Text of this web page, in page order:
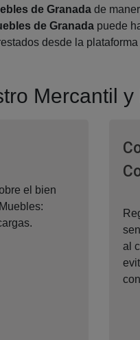
de Granada de
de Granada puede
desde la
Mercantil
el bien
al